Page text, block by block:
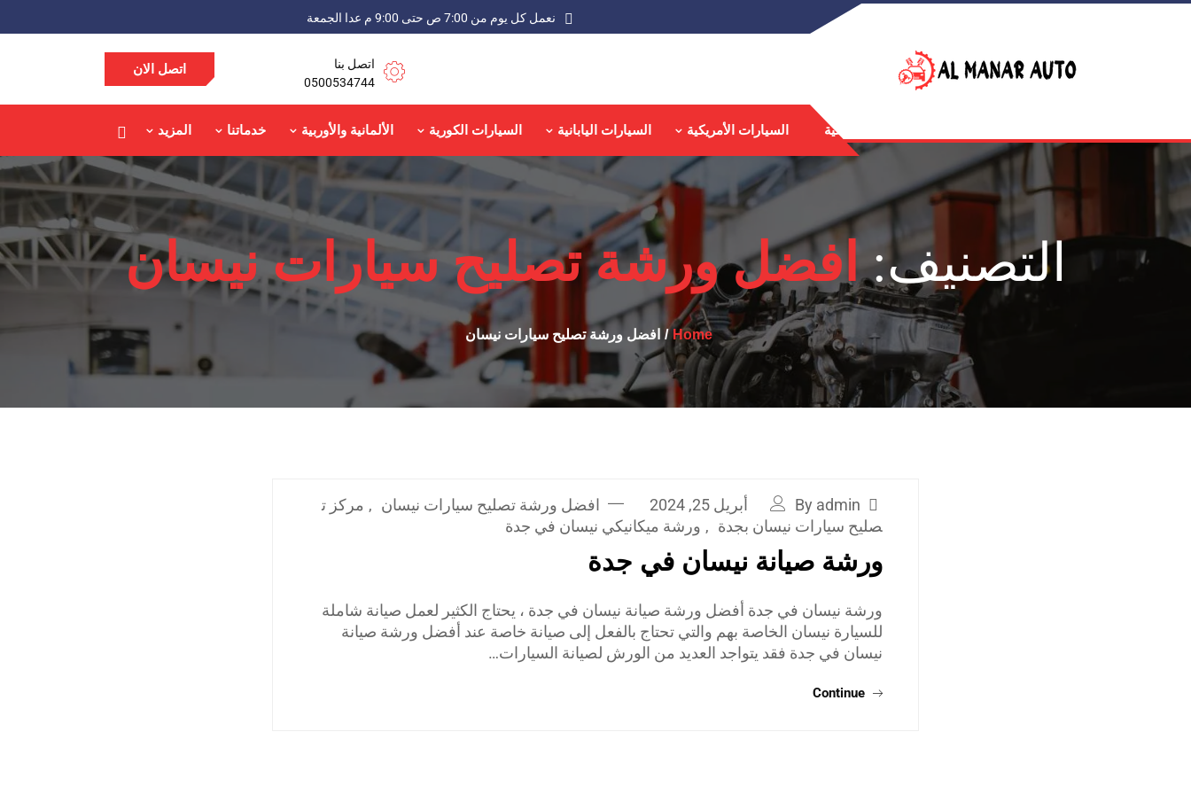
نعمل كل يوم من 7:00 ص حتى 9:00 م عدا الجمعة
اتصل بنا
0500534744
اتصل الان
الرئيسية السيارات الأمريكية السيارات اليابانية السيارات الكورية الألمانية والأوربية خدماتنا المزيد
التصنيف:افضل ورشة تصليح سيارات نيسان
Home افضل ورشة تصليح سيارات نيسان
By admin أبريل 25, 2024 افضل ورشة تصليح سيارات نيسان , مركز ت
صليح سيارات نيسان بجدة , ورشة ميكانيكي نيسان في جدة
ورشة صيانة نيسان في جدة
ورشة نيسان في جدة أفضل ورشة صيانة نيسان في جدة ، يحتاج الكثير لعمل صيانة شاملة
للسيارة نيسان الخاصة بهم والتي تحتاج بالفعل إلى صيانة خاصة عند أفضل ورشة صيانة
نيسان في جدة فقد يتواجد العديد من الورش لصيانة السيارات…
Continue